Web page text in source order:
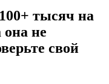
тысяч на
она не
свой